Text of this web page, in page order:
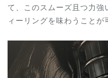
て、このスムーズ且つ力強
ィーリングを味わうことが